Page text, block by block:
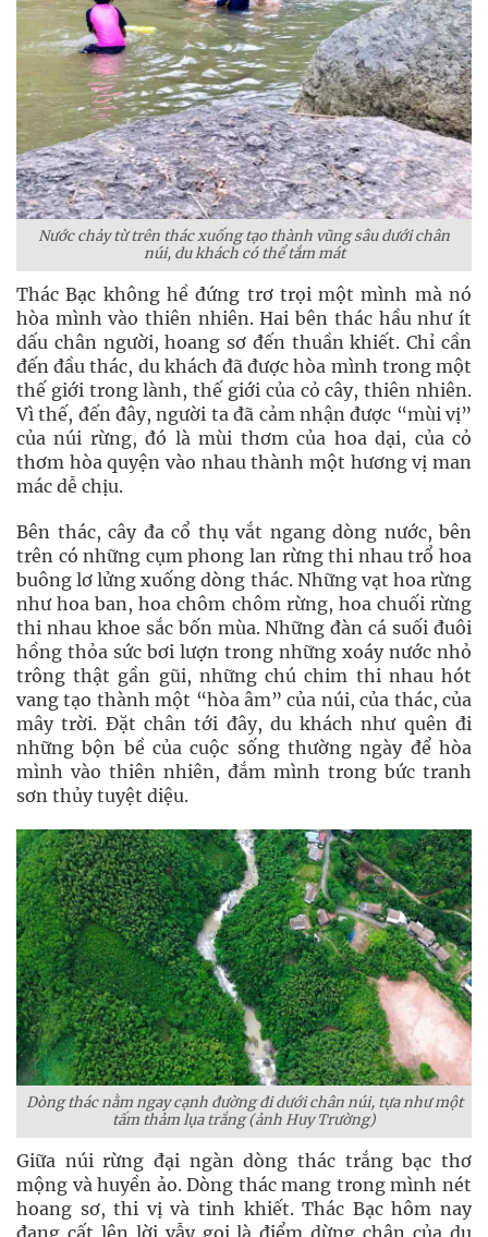
Nước chảy từ trên thác xuống tạo thành vũng sâu dưới chân
núi, du khách có thể tắm mát
Thác Bạc không hề đứng trơ trọi một mình mà nó
hòa mình vào thiên nhiên. Hai bên thác hầu như ít
dấu chân người, hoang sơ đến thuần khiết. Chỉ cần
đến đầu thác, du khách đã được hòa mình trong một
thế giới trong lành, thế giới của cỏ cây, thiên nhiên.
Vì thế, đến đây, người ta đã cảm nhận được “mùi vị”
của núi rừng, đó là mùi thơm của hoa dại, của cỏ
thơm hòa quyện vào nhau thành một hương vị man
mác dễ chịu.
Bên thác, cây đa cổ thụ vắt ngang dòng nước, bên
trên có những cụm phong lan rừng thi nhau trổ hoa
buông lơ lửng xuống dòng thác. Những vạt hoa rừng
như hoa ban, hoa chôm chôm rừng, hoa chuối rừng
thi nhau khoe sắc bốn mùa. Những đàn cá suối đuôi
hồng thỏa sức bơi lượn trong những xoáy nước nhỏ
trông thật gần gũi, những chú chim thi nhau hót
vang tạo thành một “hòa âm” của núi, của thác, của
mây trời. Đặt chân tới đây, du khách như quên đi
những bộn bề của cuộc sống thường ngày để hòa
mình vào thiên nhiên, đắm mình trong bức tranh
sơn thủy tuyệt diệu.
Dòng thác nằm ngay cạnh đường đi dưới chân núi, tựa như một
tấm thảm lụa trắng (ảnh Huy Trường)
Giữa núi rừng đại ngàn dòng thác trắng bạc thơ
mộng và huyền ảo. Dòng thác mang trong mình nét
hoang sơ, thi vị và tinh khiết. Thác Bạc hôm nay
đang cất lên lời vẫy gọi là điểm dừng chân của du